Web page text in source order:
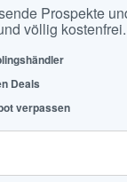
Prospekte
völlig kostenfrei.
Deals
verpassen